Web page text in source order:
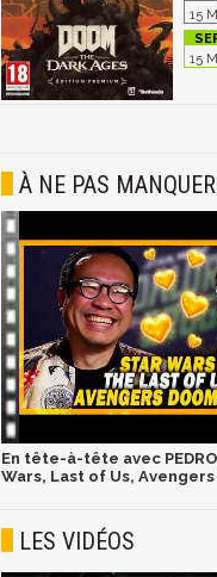
15
15
À NE PAS MANQUER
En tête-à-tête avec
Wars, Last of Us,
LES VIDÉOS